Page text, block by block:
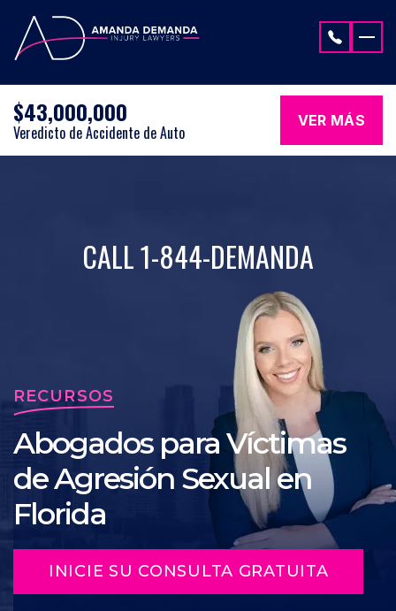
$43,000,000
Veredicto de Accidente de Auto
VER MÁS
CALL 1-844-DEMANDA
RECURSOS
Abogados para Víctimas
de Agresión Sexual en
Florida
INICIE SU CONSULTA GRATUITA